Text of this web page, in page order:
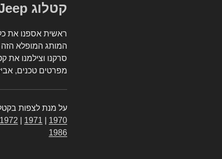
קטלוג Jeep אספנות
ראשית אספנו את
המותג המופלא הזה
סרקנו וצילמנו את
מפרטים טכנים,
על מנת לצפות
1970
1971
1972
1986